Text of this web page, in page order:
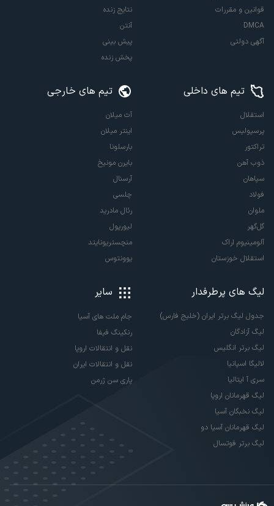
قوانین و مقررات
DMCA
آگهی دولتی
نتایج زنده
آنتن
پیش بینی
پخش زنده
تیم های داخلی
استقلال
پرسپولیس
تراکتور
ذوب آهن
سپاهان
فولاد
ملوان
گل‌گهر
آلومینیوم اراک
استقلال خوزستان
تیم های خارجی
آث میلان
اینتر میلان
بارسلونا
بایرن مونیخ
آرسنال
چلسی
رئال مادرید
لیورپول
منچستریونایتد
یوونتوس
لیگ های پرطرفدار
جدول لیگ برتر ایران (خلیج فارس)
لیگ آزادگان
لیگ برتر انگلیس
لالیگا اسپانیا
سری آ ایتالیا
لیگ قهرمانان اروپا
لیگ نخبگان آسیا
لیگ قهرمانان آسیا دو
لیگ برتر فوتسال
سایر
جام ملت های آسیا
رنکینگ فیفا
نقل و انتقالات اروپا
نقل و انتقالات ایران
پاری سن ژرمن